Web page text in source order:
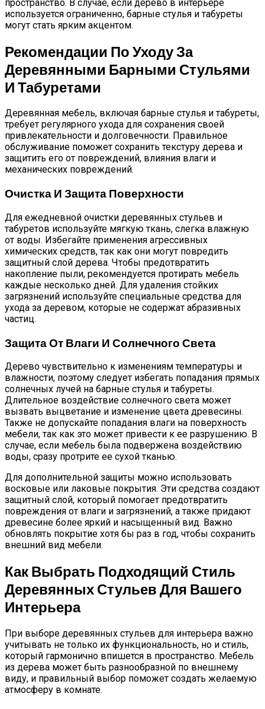
пространство. В случае, если дерево в интерьере
используется ограниченно, барные стулья и табуреты
могут стать ярким акцентом.
Рекомендации По Уходу За
Деревянными Барными Стульями
И Табуретами
Деревянная мебель, включая барные стулья и табуреты,
требует регулярного ухода для сохранения своей
привлекательности и долговечности. Правильное
обслуживание поможет сохранить текстуру дерева и
защитить его от повреждений, влияния влаги и
механических повреждений.
Очистка И Защита Поверхности
Для ежедневной очистки деревянных стульев и
табуретов используйте мягкую ткань, слегка влажную
от воды. Избегайте применения агрессивных
химических средств, так как они могут повредить
защитный слой дерева. Чтобы предотвратить
накопление пыли, рекомендуется протирать мебель
каждые несколько дней. Для удаления стойких
загрязнений используйте специальные средства для
ухода за деревом, которые не содержат абразивных
частиц.
Защита От Влаги И Солнечного Света
Дерево чувствительно к изменениям температуры и
влажности, поэтому следует избегать попадания прямых
солнечных лучей на барные стулья и табуреты.
Длительное воздействие солнечного света может
вызвать выцветание и изменение цвета древесины.
Также не допускайте попадания влаги на поверхность
мебели, так как это может привести к ее разрушению. В
случае, если мебель была подвержена воздействию
воды, сразу протрите ее сухой тканью.
Для дополнительной защиты можно использовать
восковые или лаковые покрытия. Эти средства создают
защитный слой, который помогает предотвратить
повреждения от влаги и загрязнений, а также придают
древесине более яркий и насыщенный вид. Важно
обновлять покрытие хотя бы раз в год, чтобы сохранить
внешний вид мебели.
Как Выбрать Подходящий Стиль
Деревянных Стульев Для Вашего
Интерьера
При выборе деревянных стульев для интерьера важно
учитывать не только их функциональность, но и стиль,
который гармонично впишется в пространство. Мебель
из дерева может быть разнообразной по внешнему
виду, и правильный выбор поможет создать желаемую
атмосферу в комнате.